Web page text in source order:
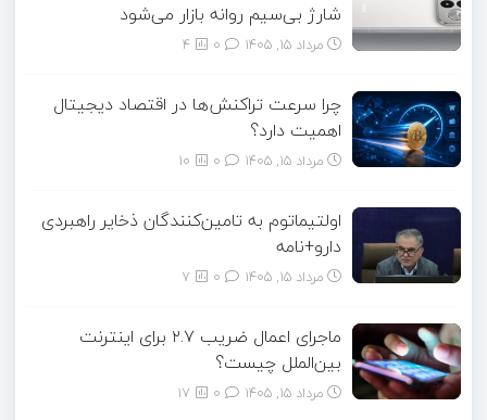
شارژ بی‌سیم روانه بازار می‌شود
مرداد ۱۵, ۱۴۰۵ 4
چرا سرعت تراکنش‌ها در اقتصاد دیجیتال
اهمیت دارد؟
مرداد ۱۵, ۱۴۰۵ 10
اولتیماتوم به تامین‌کنندگان ذخایر راهبردی
دارو+نامه
مرداد ۱۵, ۱۴۰۵ 7
ماجرای اعمال ضریب ۲.۷ برای اینترنت
بین‌الملل چیست؟
مرداد ۱۵, ۱۴۰۵ 17